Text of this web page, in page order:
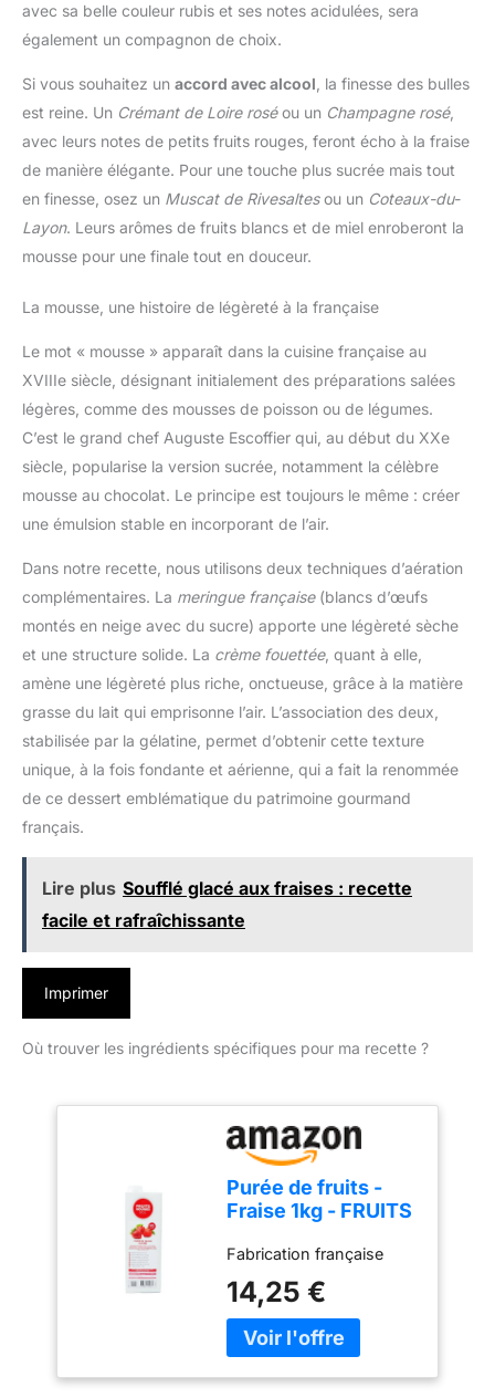
avec sa belle couleur rubis et ses notes acidulées, sera
également un compagnon de choix.
Si vous souhaitez un accord avec alcool , la finesse des bulles
est reine. Un Crémant de Loire roséou un Champagne rosé,
avec leurs notes de petits fruits rouges, feront écho à la fraise
de manière élégante. Pour une touche plus sucrée mais tout
en finesse, osez un Muscat de Rivesaltesou un Coteaux-du-
Layon. Leurs arômes de fruits blancs et de miel enroberont la
mousse pour une finale tout en douceur.
La mousse, une histoire de légèreté à la française
Le mot « mousse » apparaît dans la cuisine française au
XVIIIe siècle, désignant initialement des préparations salées
légères, comme des mousses de poisson ou de légumes.
C’est le grand chef Auguste Escoffier qui, au début du XXe
siècle, popularise la version sucrée, notamment la célèbre
mousse au chocolat. Le principe est toujours le même : créer
une émulsion stable en incorporant de l’air.
Dans notre recette, nous utilisons deux techniques d’aération
complémentaires. La meringue française(blancs d’œufs
montés en neige avec du sucre) apporte une légèreté sèche
et une structure solide. La crème fouettée, quant à elle,
amène une légèreté plus riche, onctueuse, grâce à la matière
grasse du lait qui emprisonne l’air. L’association des deux,
stabilisée par la gélatine, permet d’obtenir cette texture
unique, à la fois fondante et aérienne, qui a fait la renommée
de ce dessert emblématique du patrimoine gourmand
français.
Lire plus Soufflé glacé aux fraises : recette
facile et rafraîchissante
Imprimer
Où trouver les ingrédients spécifiques pour ma recette ?
Purée de fruits -
Fraise 1kg - FRUITS
Fabrication française
14,25 €